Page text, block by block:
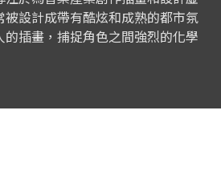
設計成帶有酷炫和成熟的都市氛
插畫，捕捉角色之間強烈的化學